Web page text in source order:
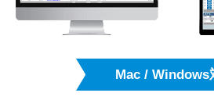
Mac / Windows